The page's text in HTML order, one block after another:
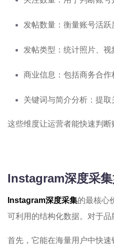
发帖数量：衡量账号活跃
发帖类型：统计照片、
商业信息：包括商务合作
关键词与简介分析：提
这些维度让运营者能快速判
Instagram深度采
Instagram深度采集的最核心
可利用的结构化数据。对于
首先，它能在海量用户中快